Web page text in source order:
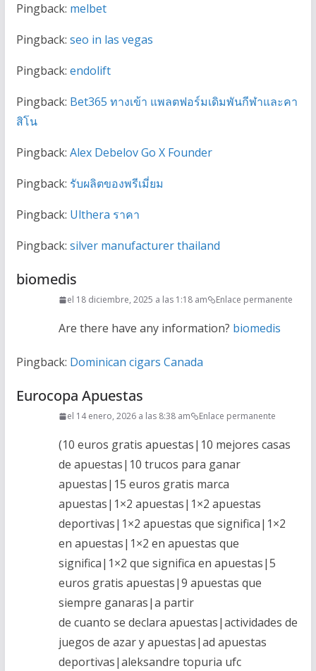
Pingback: melbet
Pingback: seo in las vegas
Pingback: endolift
Pingback: Bet365 ทางเข้า แพลตฟอร์มเดิมพันกีฬาและคา
สิโน
Pingback: Alex Debelov Go X Founder
Pingback: รับผลิตของพรีเมี่ยม
Pingback: Ulthera ราคา
Pingback: silver manufacturer thailand
biomedis
el 18 diciembre, 2025 a las 1:18 am Enlace permanente
Are there have any information? biomedis
Pingback: Dominican cigars Canada
Eurocopa Apuestas
el 14 enero, 2026 a las 8:38 am Enlace permanente
(10 euros gratis apuestas|10 mejores casas
de apuestas|10 trucos para ganar
apuestas|15 euros gratis marca
apuestas|1×2 apuestas|1×2 apuestas
deportivas|1×2 apuestas que significa|1×2
en apuestas|1×2 en apuestas que
significa|1×2 que significa en apuestas|5
euros gratis apuestas|9 apuestas que
siempre ganaras|a partir
de cuanto se declara apuestas|actividades de
juegos de azar y apuestas|ad apuestas
deportivas|aleksandre topuria ufc